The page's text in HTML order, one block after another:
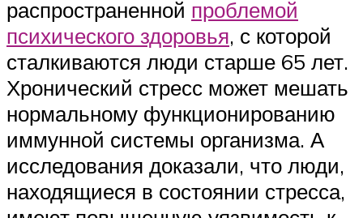
распространенной проблемой
психического здоровья, с которой
сталкиваются люди старше 65 лет.
Хронический стресс может мешать
нормальному функционированию
иммунной системы организма. А
исследования доказали, что люди,
находящиеся в состоянии стресса,